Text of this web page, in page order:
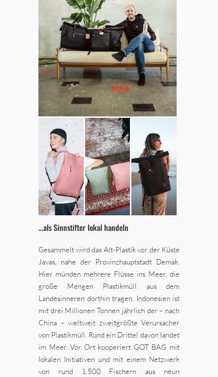
…als Sinnstifter lokal handeln
Gesammelt wird das Alt-Plastik vor der Küste
Javas, nahe der Provinzhauptstadt Demak.
Hier münden mehrere Flüsse ins Meer, die
große Mengen Plastikmüll aus dem
Landesinneren dorthin tragen. Indonesien ist
mit drei Millionen Tonnen jährlich der – nach
China – weltweit zweitgrößte Verursacher
von Plastikmüll. Rund ein Drittel davon landet
im Meer. Vor Ort kooperiert GOT BAG mit
lokalen Initiativen und mit einem Netzwerk
von rund 1.500 Fischern aus neun